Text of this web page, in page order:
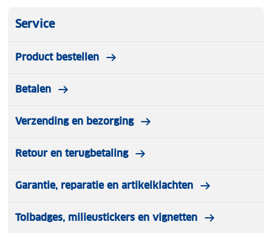
Service
Product bestellen
Betalen
Verzending en bezorging
Retour en terugbetaling
Garantie, reparatie en artikelklachten
Tolbadges, milieustickers en vignetten